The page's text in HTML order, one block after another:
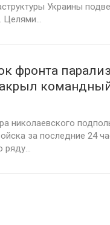
Украины
Целями...
фронта
николаевского
за последние 24
ряду...